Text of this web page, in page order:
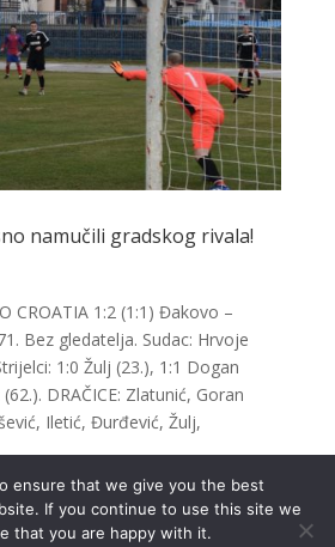
namučili gradskog rivala!
CROATIA 1:2 (1:1) Đakovo –
Bez gledatelja. Sudac: Hrvoje
1:0 Žulj (23.), 1:1 Dogan
DRAČICE: Zlatunić, Goran
Iletić, Đurđević, Žulj,
ensure that we give you the best
If you continue to use this site we
that you are happy with it.